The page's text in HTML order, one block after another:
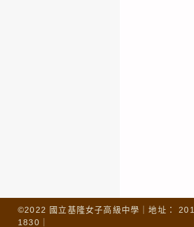
©2022 國立基隆女子高級中學｜地址：
1830｜